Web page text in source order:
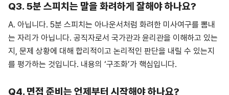
Q3. 5분 스피치는 말을 화려하게 잘해야 하나요?
A. 아닙니다. 5분 스피치는 아나운서처럼 화려한 미사여구를 뽐내
는 자리가 아닙니다. 공직자로서 국가관과 윤리관을 이해하고 있는
지, 문제 상황에 대해 합리적이고 논리적인 판단을 내릴 수 있는지
를 평가하는 것입니다. 내용의 ‘구조화’가 핵심입니다.
Q4. 면접 준비는 언제부터 시작해야 하나요?